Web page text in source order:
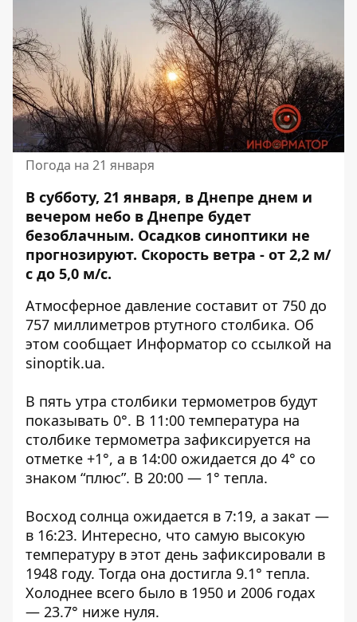
Погода на 21 января
В субботу, 21 января, в Днепре днем и
вечером небо в Днепре будет
безоблачным. Осадков синоптики не
прогнозируют. Скорость ветра - от 2,2 м/
с до 5,0 м/с.
Атмосферное давление составит от 750 до
757 миллиметров ртутного столбика. Об
этом сообщает Информатор со ссылкой на
sinoptik.ua.
В пять утра столбики термометров будут
показывать 0°. В 11:00 температура на
столбике термометра зафиксируется на
отметке +1°, а в 14:00 ожидается до 4° со
знаком “плюс”. В 20:00 — 1° тепла.
Восход солнца ожидается в 7:19, а закат —
в 16:23. Интересно, что самую высокую
температуру в этот день зафиксировали в
1948 году. Тогда она достигла 9.1° тепла.
Холоднее всего было в 1950 и 2006 годах
— 23.7° ниже нуля.